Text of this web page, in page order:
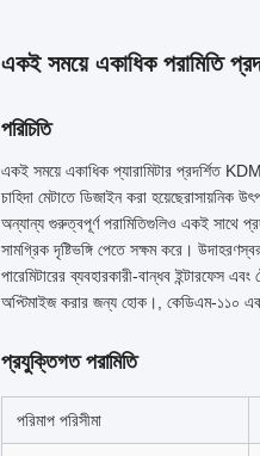
একই সময়ে একাধিক পরামিতি
পরিচিতি
একই সময়ে একাধিক প্যারামিটার প্রদর্শিত
চাহিদা মেটাতে ডিজাইন করা হয়েছেরাসায়নিক
অন্যান্য গুরুত্বপূর্ণ পরামিতিগুলিও একই সাথে
সামগ্রিক দৃষ্টিভঙ্গি পেতে সক্ষম করে।
পারেমিটারের ব্যবহারকারী-বান্ধব ইন্টারফেস
অপ্টিমাইজ করার জন্য হোক।, কেডিএম-১১০
প্রযুক্তিগত পরামিতি
পরিমাপ পরিসীমা